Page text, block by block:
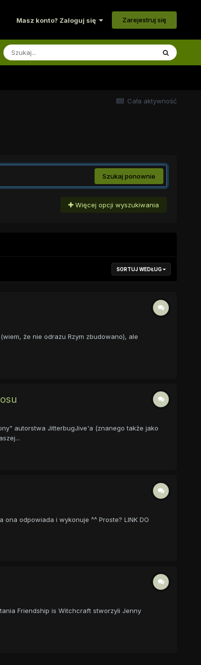
Masz konto? Zaloguj się Zarejestruj się
Cała aktywność
Szukaj ponownie
Więcej opcji wyszukiwania
SORTUJ WEDŁUG
że nie odrazu Rzym zbudowano), ale
autorstwa JitterbugJive'a (znanego także jako
odpowiada i wykonuje ^^ Proste? LINK DO
Friendship is Witchcraft stworzyli Jenny